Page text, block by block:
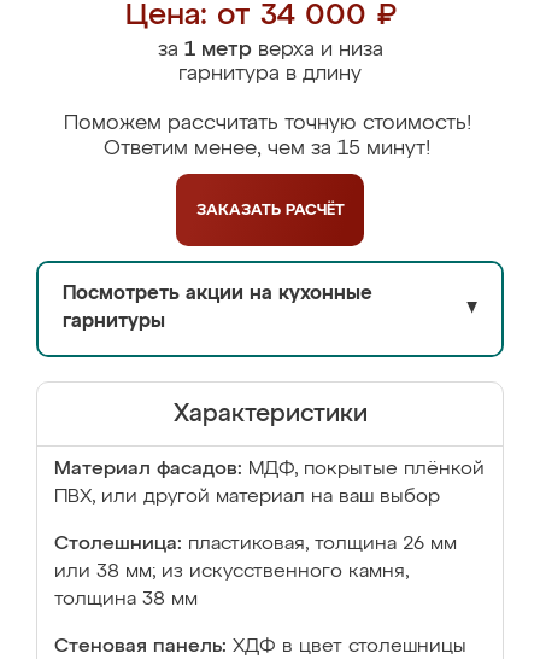
Цена: от 34 000 ₽
за 1 метрверха и низа
гарнитура в длину
Поможем рассчитать точную стоимость!
Ответим менее, чем за 15 минут!
ЗАКАЗАТЬ РАСЧЁТ
Посмотреть акции на кухонные
гарнитуры
▼
Характеристики
Материал фасадов: МДФ, покрытые плёнкой
ПВХ, или другой материал на ваш выбор
Столешница: пластиковая, толщина 26 мм
или 38 мм; из искусственного камня,
толщина 38 мм
Стеновая панель: ХДФ в цвет столешницы